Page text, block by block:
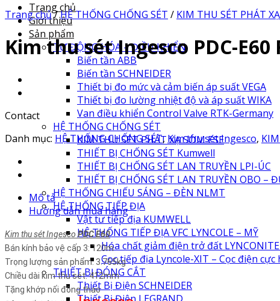
Trang chủ
Giới thiệu
Sản phẩm
TỰ ĐỘNG HÓA – ĐIỀU KHIỂN
Biến tần ABB
Biến tần SCHNEIDER
Thiết bị đo mức và cảm biến áp suất VEGA
Thiết bị đo lường nhiệt độ và áp suất WIKA
Van điều khiển Control Valve RTK-Germany
HỆ THỐNG CHỐNG SÉT
KIM THU SÉT PHÁT XẠ SỚM ESE
THIẾT BỊ CHỐNG SÉT Kumwell
THIẾT BỊ CHỐNG SÉT LAN TRUYỀN LPI-ÚC
THIẾT BỊ CHỐNG SÉT LAN TRUYỀN OBO –
HỆ THỐNG CHIẾU SÁNG – ĐÈN NLMT
HỆ THỐNG TIẾP ĐỊA
Vật tư tiếp địa KUMWELL
HỆ THỐNG TIẾP ĐỊA VFC LYNCOLE – MỸ
Hóa chất giảm điện trở đất
Cọc tiếp địa Lyncole-XIT – Cọc điện cực
THIẾT BỊ ĐÓNG CẮT
Thiết Bị Điện SCHNEIDER
Trang chủ/HỆ THỐNG CHỐNG SÉT / KIM THU SÉT PHÁT
Kim thu sét Ingesco PDC-E60
Contact
Danh mục: HỆ THỐNG CHỐNG SÉT,Kim thu sét Ingesco,
Mô tả
Hướng dẫn mua hàng
Kim thu sét Ingesco PDC E60
Bán kính bảo vệ cấp 3: 120m
Trọng lượng sản phẩm: 3.765kg
Chiều dài kim thu sét: 412mm
Tặng khớp nối đồng thao